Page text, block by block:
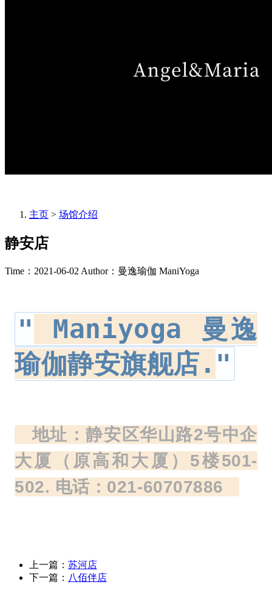
主页 > 场馆介绍
静安店
Time：2021-06-02 Author：曼逸瑜伽 ManiYoga
Maniyoga 曼逸
瑜伽静安旗舰店.
地址：静安区华山路2号中企
大厦（原高和大厦）5楼501-
502. 电话：021-60707886
上一篇： 苏河店
下一篇： 八佰伴店